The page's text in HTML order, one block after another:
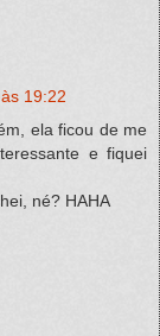
19:22
ela ficou de me
e fiquei
né? HAHA